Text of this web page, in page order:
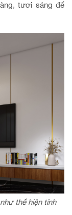
tươi sáng để
thể hiện tính